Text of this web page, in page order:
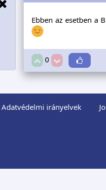
Ebben az esetben a
0
Adatvédelmi irányelvek